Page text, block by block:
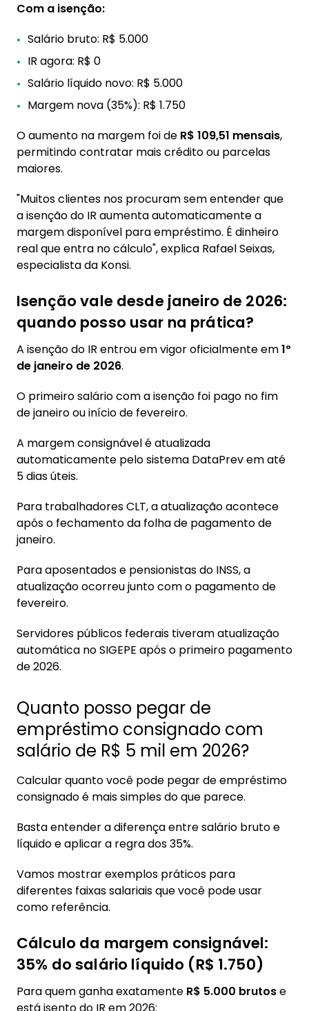
Com a isenção:
Salário bruto: R$ 5.000
IR agora: R$ 0
Salário líquido novo: R$ 5.000
Margem nova (35%): R$ 1.750
O aumento na margem foi de R$ 109,51 mensais,
permitindo contratar mais crédito ou parcelas
maiores.
"Muitos clientes nos procuram sem entender que
a isenção do IR aumenta automaticamente a
margem disponível para empréstimo. É dinheiro
real que entra no cálculo", explica Rafael Seixas,
especialista da Konsi.
Isenção vale desde janeiro de 2026:
quando posso usar na prática?
A isenção do IR entrou em vigor oficialmente em1º
de janeiro de 2026.
O primeiro salário com a isenção foi pago no fim
de janeiro ou início de fevereiro.
A margem consignável é atualizada
automaticamente pelo sistema DataPrev em até
5 dias úteis.
Para trabalhadores CLT, a atualização acontece
após o fechamento da folha de pagamento de
janeiro.
Para aposentados e pensionistas do INSS, a
atualização ocorreu junto com o pagamento de
fevereiro.
Servidores públicos federais tiveram atualização
automática no SIGEPE após o primeiro pagamento
de 2026.
Quanto posso pegar de
empréstimo consignado com
salário de R$ 5 mil em 2026?
Calcular quanto você pode pegar de empréstimo
consignado é mais simples do que parece.
Basta entender a diferença entre salário bruto e
líquido e aplicar a regra dos 35%.
Vamos mostrar exemplos práticos para
diferentes faixas salariais que você pode usar
como referência.
Cálculo da margem consignável:
35% do salário líquido (R$ 1.750)
Para quem ganha exatamente R$ 5.000 brutose